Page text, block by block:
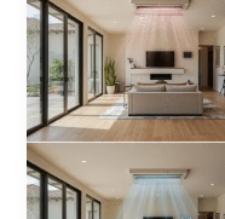
la
seguridad
en
el
hogar
conectado